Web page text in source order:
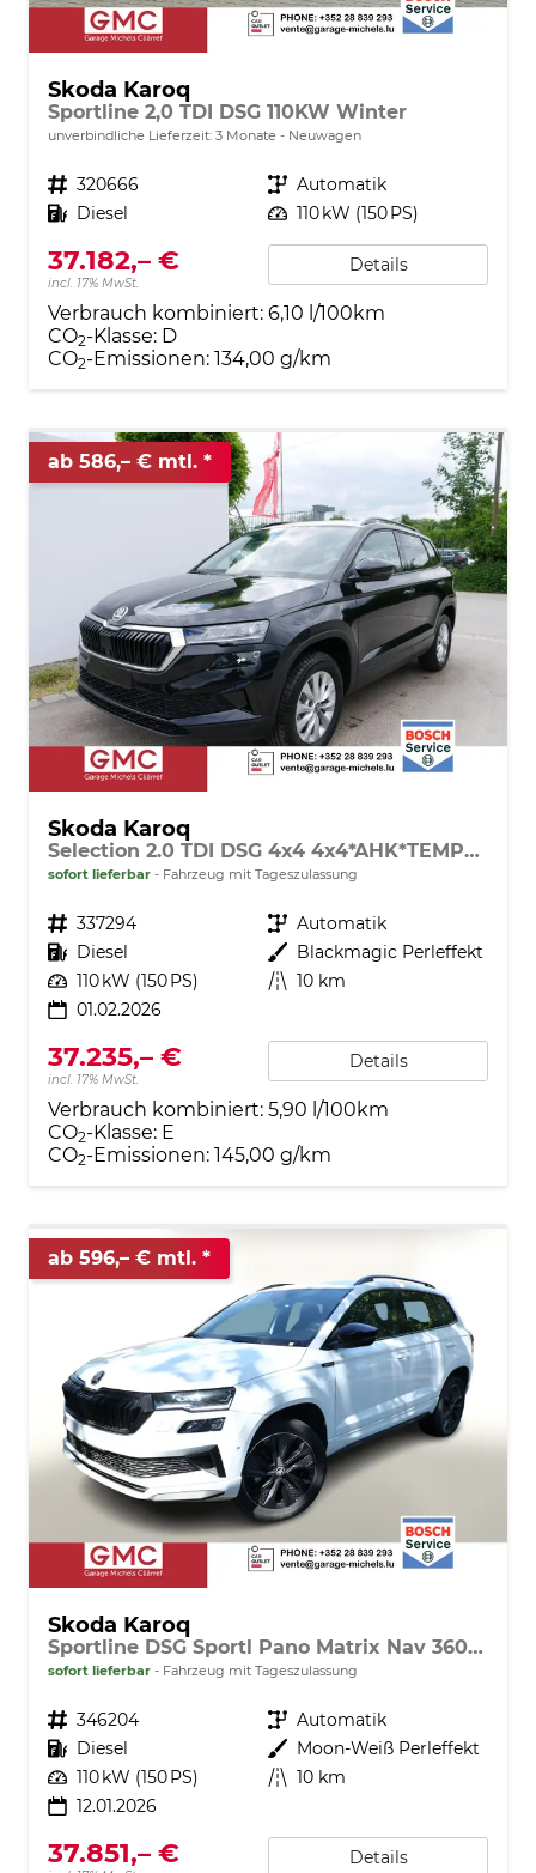
Skoda Karoq
Sportline 2,0 TDI DSG 110KW Winter
unverbindliche Lieferzeit: 3 Monate Neuwagen
Fahrzeugnr. 320666 Getriebe Automatik
Kraftstoff Diesel Leistung 110 kW (150 PS)
37.182,– €
incl. 17% MwSt.
Details
Verbrauch kombiniert: 6,10 l/100km
CO2-Klasse: D
CO2-Emissionen: 134,00 g/km
ab 586,– € mtl.
Skoda Karoq
Selection 2.0 TDI DSG 4x4 4x4*AHK*TEMPOMAT*SMARTLINK*KLIMAAUTOMATIK*SHZ*LED
sofort lieferbar Fahrzeug mit Tageszulassung
Fahrzeugnr. 337294 Getriebe Automatik
Kraftstoff Diesel Außenfarbe Blackmagic Perleffekt
Leistung 110 kW (150 PS) Kilometerstand 10 km
01.02.2026
37.235,– €
incl. 17% MwSt.
Details
Verbrauch kombiniert: 5,90 l/100km
CO2-Klasse: E
CO2-Emissionen: 145,00 g/km
ab 596,– € mtl.
Skoda Karoq
Sportline DSG Sportl Pano Matrix Nav 360° Canton ACC
sofort lieferbar Fahrzeug mit Tageszulassung
Fahrzeugnr. 346204 Getriebe Automatik
Kraftstoff Diesel Außenfarbe Moon-Weiß Perleffekt
Leistung 110 kW (150 PS) Kilometerstand 10 km
12.01.2026
37.851,– € Details